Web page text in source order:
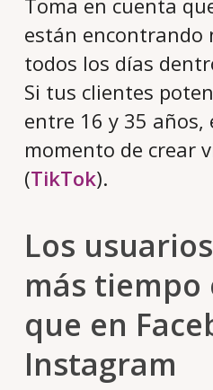
Toma en cuenta
están encontrando
todos los días
Si tus clientes
entre 16 y 35 años,
momento de crear
(TikTok).
Los
más tiempo
que en
Instagram